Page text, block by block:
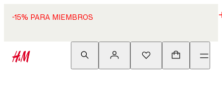
-15% PARA MIEMBROS